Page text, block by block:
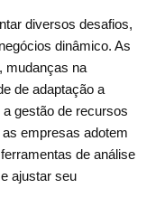
diversos desafios,
dinâmico. As
mudanças na
de adaptação a
gestão de recursos
empresas adotem
de análise
ajustar seu